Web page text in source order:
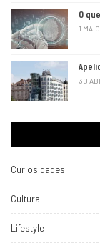
O
1
30
Curiosidades
Cultura
Lifestyle